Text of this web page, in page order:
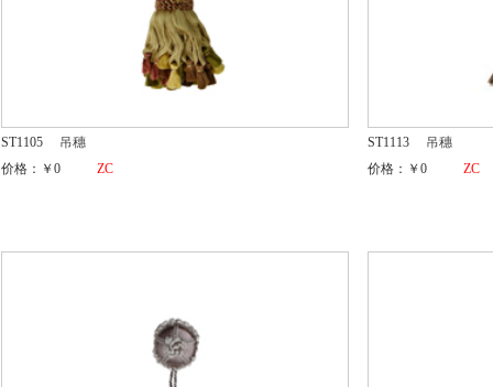
ST1105
吊穗
价格：￥0
ZC
ST1113
吊穗
价格：￥0
ZC